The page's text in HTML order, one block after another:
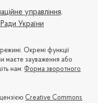
управління,
України
Окремі функції
маєте зауваження або
нам: Форма зворотного
Creative Commons